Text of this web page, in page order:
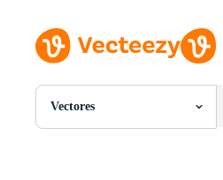
Vectores
Todas Imágenes